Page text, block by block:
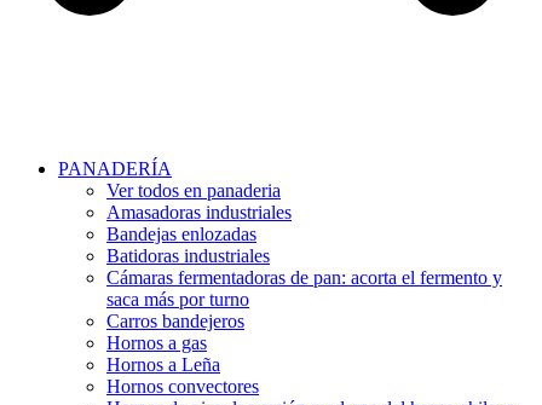
PANADERÍA
Ver todos en panaderia
Amasadoras industriales
Bandejas enlozadas
Batidoras industriales
Cámaras fermentadoras de pan: acorta el fermento y
saca más por turno
Carros bandejeros
Hornos a gas
Hornos a Leña
Hornos convectores